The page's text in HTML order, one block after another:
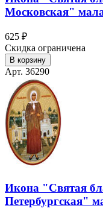
Московская"
625 ₽
Скидка ограничена
В корзину
Арт. 36290
Икона "Святая
Петербургская"